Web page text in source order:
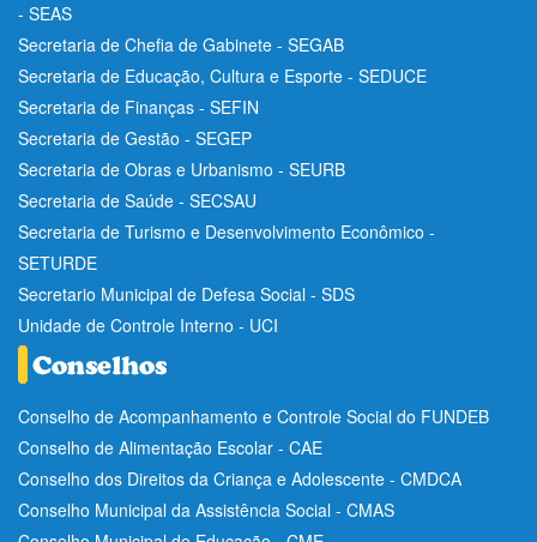
- SEAS
Secretaria de Chefia de Gabinete - SEGAB
Secretaria de Educação, Cultura e Esporte - SEDUCE
Secretaria de Finanças - SEFIN
Secretaria de Gestão - SEGEP
Secretaria de Obras e Urbanismo - SEURB
Secretaria de Saúde - SECSAU
Secretaria de Turismo e Desenvolvimento Econômico -
SETURDE
Secretario Municipal de Defesa Social - SDS
Unidade de Controle Interno - UCI
Conselho de Acompanhamento e Controle Social do FUNDEB
Conselho de Alimentação Escolar - CAE
Conselho dos Direitos da Criança e Adolescente - CMDCA
Conselho Municipal da Assistência Social - CMAS